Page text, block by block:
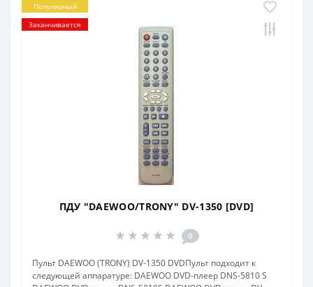
Популярный
Заканчивается
ПДУ "DAEWOO/TRONY" DV-1350 [DVD]
0
Пульт DAEWOO (TRONY) DV-1350 DVDПульт подходит к
следующей аппаратуре: DAEWOO DVD-плеер DNS-5810 S